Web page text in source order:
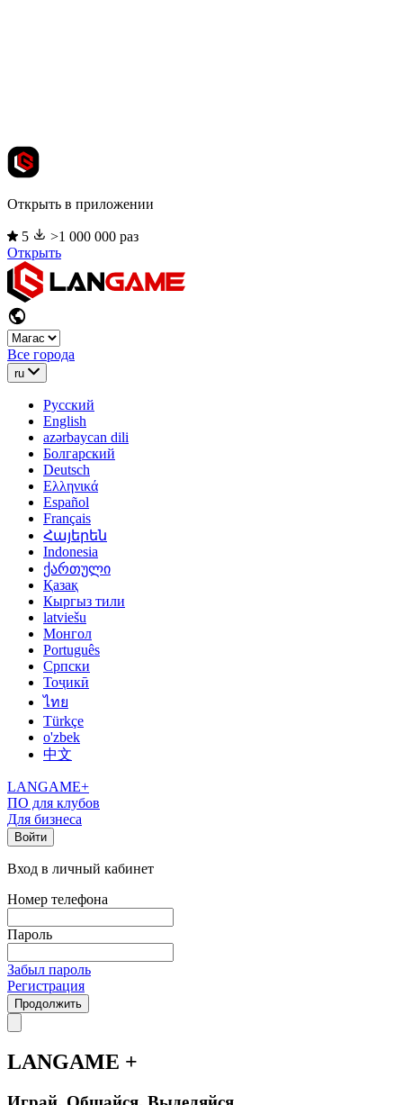
Открыть в приложении
5
>1 000 000 раз
Открыть
Все города
ru
Русский
English
azərbaycan dili
Болгарский
Deutsch
Ελληνικά
Español
Français
Հայերեն
Indonesia
ქართული
Қазақ
Кыргыз тили
latviešu
Монгол
Português
Српски
Тоҷикӣ
ไทย
Türkçe
o'zbek
中文
LANGAME+
ПО для клубов
Для бизнеса
Войти
Вход в личный кабинет
Номер телефона
Пароль
Забыл пароль
Регистрация
Продолжить
LANGAME +